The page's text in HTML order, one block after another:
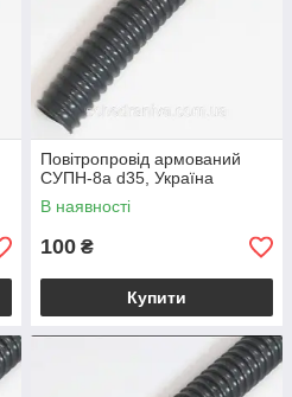
Повітропровід армований
СУПН-8а d35, Україна
В наявності
100 ₴
Купити